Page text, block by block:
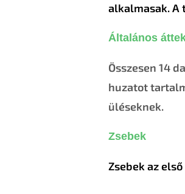
alkalmasak. A
Általános
Összesen 14
huzatot
üléseknek.
Zsebek
Zsebek az